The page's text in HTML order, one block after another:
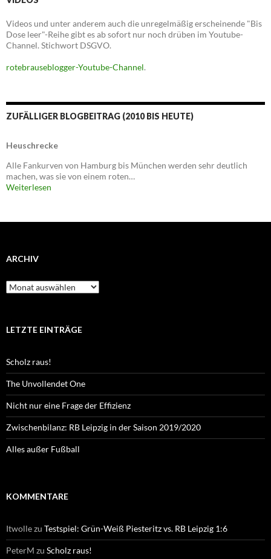
Videos und unter anderem auch die unregelmäßig erscheinende "Bis
Dose leer"-Reihe gibt es ab sofort nur noch drüben im Youtube-
Channel. Stichwort DSGVO.
rotebrauseblogger-Youtube-Channel.
ZUFÄLLIGER BLOGBEITRAG (2010 BIS HEUTE)
Heuschrecke
Alle Fankurven von Hamburg bis München werden sehr deutlich
machen, was sie von einem roten…
Weiterlesen
ARCHIV
Archiv
LETZTE EINTRÄGE
Scholz raus!
The Unvollendet One
Nicht nur eine Frage der Effizienz
Zwischenbilanz: RB Leipzig in der Saison 2019/2020
Alles außer Fußball
KOMMENTARE
Itwollezu Testspiel: Grün-Weiß Piesteritz vs. RB Leipzig 1:6
PeterM zu Scholz raus!